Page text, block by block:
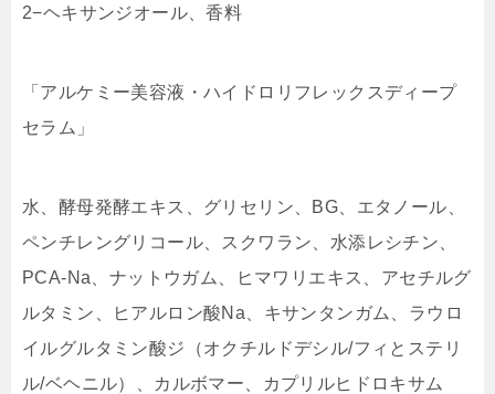
2−ヘキサンジオール、香料
「アルケミー美容液・ハイドロリフレックスディープ
セラム」
水、酵母発酵エキス、グリセリン、BG、エタノール、
ペンチレングリコール、スクワラン、水添レシチン、
PCA-Na、ナットウガム、ヒマワリエキス、アセチルグ
ルタミン、ヒアルロン酸Na、キサンタンガム、ラウロ
イルグルタミン酸ジ（オクチルドデシル/フィとステリ
ル/ベヘニル）、カルボマー、カプリルヒドロキサム